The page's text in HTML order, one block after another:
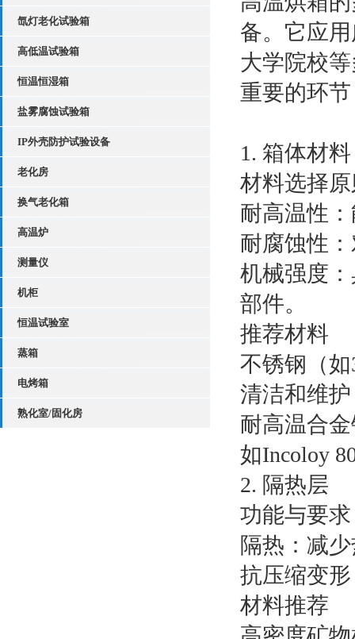
氙灯老化试验箱
高低温试验箱
恒温恒湿箱
盐雾腐蚀试验箱
IP外壳防护试验设备
老化房
换气老化箱
高温炉
测量仪
机柜
恒温试验室
蒸箱
电烤箱
熟化室/固化房
备。它应
大学院校
重要的环
1. 箱体材料
材料选择
耐高温性
耐腐蚀性
机械强度
部件。
推荐材料
不锈钢（
清洁和维
耐高温合
如Incoloy
2. 隔热层
功能与要求
隔热：减
抗压缩变
材料推荐